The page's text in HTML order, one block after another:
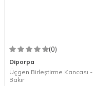
(0)
Diporpa
Üçgen Birleştirme Kancası -
Bakır